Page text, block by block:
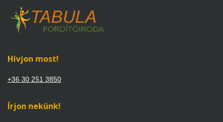
Hívjon most!
+36 30 251 3850
Írjon nekünk!